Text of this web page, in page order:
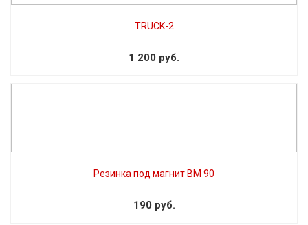
TRUCK-2
1 200 руб.
Резинка под магнит BM 90
190 руб.